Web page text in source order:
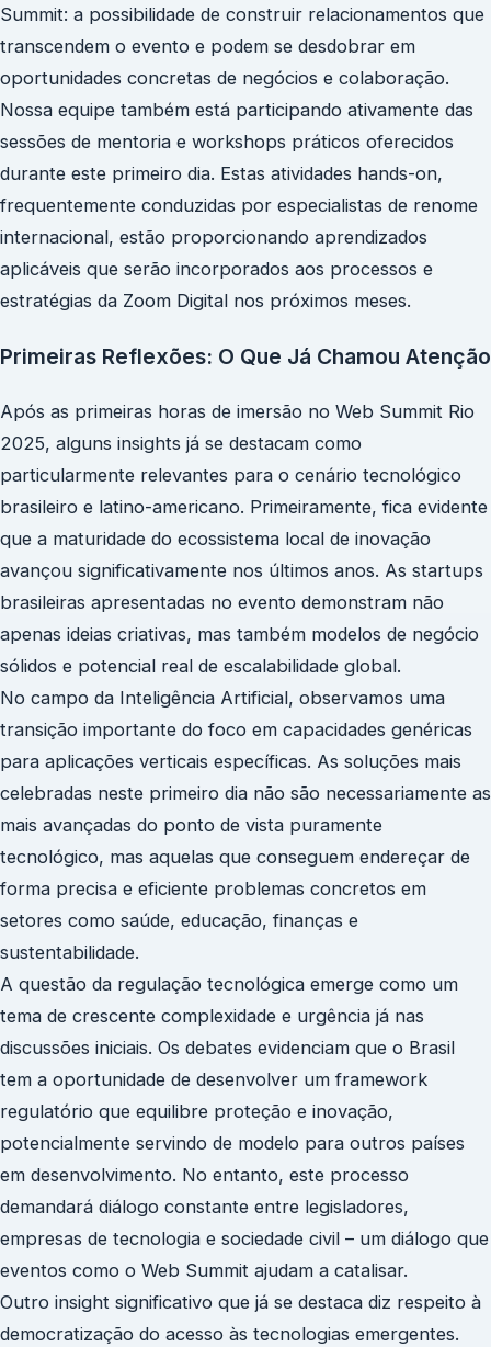
Summit: a possibilidade de construir relacionamentos que
transcendem o evento e podem se desdobrar em
oportunidades concretas de negócios e colaboração.
Nossa equipe também está participando ativamente das
sessões de mentoria e workshops práticos oferecidos
durante este primeiro dia. Estas atividades hands-on,
frequentemente conduzidas por especialistas de renome
internacional, estão proporcionando aprendizados
aplicáveis que serão incorporados aos processos e
estratégias da Zoom Digital nos próximos meses.
Primeiras Reflexões: O Que Já Chamou Atenção
Após as primeiras horas de imersão no Web Summit Rio
2025, alguns insights já se destacam como
particularmente relevantes para o cenário tecnológico
brasileiro e latino-americano. Primeiramente, fica evidente
que a maturidade do ecossistema local de inovação
avançou significativamente nos últimos anos. As startups
brasileiras apresentadas no evento demonstram não
apenas ideias criativas, mas também modelos de negócio
sólidos e potencial real de escalabilidade global.
No campo da Inteligência Artificial, observamos uma
transição importante do foco em capacidades genéricas
para aplicações verticais específicas. As soluções mais
celebradas neste primeiro dia não são necessariamente as
mais avançadas do ponto de vista puramente
tecnológico, mas aquelas que conseguem endereçar de
forma precisa e eficiente problemas concretos em
setores como saúde, educação, finanças e
sustentabilidade.
A questão da regulação tecnológica emerge como um
tema de crescente complexidade e urgência já nas
discussões iniciais. Os debates evidenciam que o Brasil
tem a oportunidade de desenvolver um framework
regulatório que equilibre proteção e inovação,
potencialmente servindo de modelo para outros países
em desenvolvimento. No entanto, este processo
demandará diálogo constante entre legisladores,
empresas de tecnologia e sociedade civil – um diálogo que
eventos como o Web Summit ajudam a catalisar.
Outro insight significativo que já se destaca diz respeito à
democratização do acesso às tecnologias emergentes.